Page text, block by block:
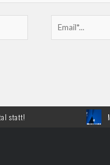
Meet,